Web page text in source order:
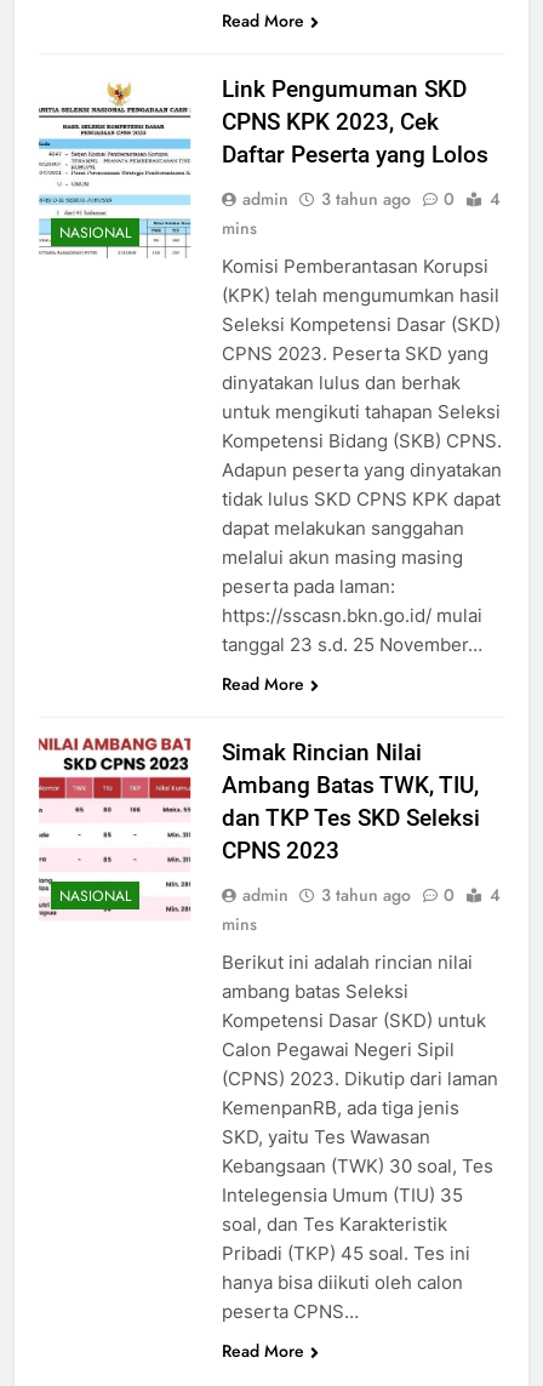
Read More
NASIONAL
Link Pengumuman SKD
CPNS KPK 2023, Cek
Daftar Peserta yang Lolos
admin 3 tahun ago 0
4
mins
Komisi Pemberantasan Korupsi
(KPK) telah mengumumkan hasil
Seleksi Kompetensi Dasar (SKD)
CPNS 2023. Peserta SKD yang
dinyatakan lulus dan berhak
untuk mengikuti tahapan Seleksi
Kompetensi Bidang (SKB) CPNS.
Adapun peserta yang dinyatakan
tidak lulus SKD CPNS KPK dapat
dapat melakukan sanggahan
melalui akun masing masing
peserta pada laman:
https://sscasn.bkn.go.id/ mulai
tanggal 23 s.d. 25 November…
Read More
NASIONAL
Simak Rincian Nilai
Ambang Batas TWK, TIU,
dan TKP Tes SKD Seleksi
CPNS 2023
admin 3 tahun ago 0
4
mins
Berikut ini adalah rincian nilai
ambang batas Seleksi
Kompetensi Dasar (SKD) untuk
Calon Pegawai Negeri Sipil
(CPNS) 2023. Dikutip dari laman
KemenpanRB, ada tiga jenis
SKD, yaitu Tes Wawasan
Kebangsaan (TWK) 30 soal, Tes
Intelegensia Umum (TIU) 35
soal, dan Tes Karakteristik
Pribadi (TKP) 45 soal. Tes ini
hanya bisa diikuti oleh calon
peserta CPNS…
Read More